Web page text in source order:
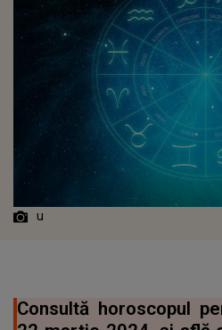
u
Consultă horoscopul